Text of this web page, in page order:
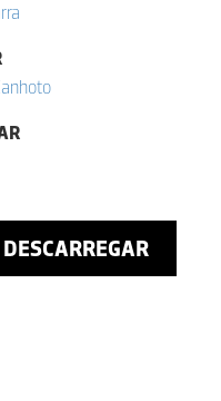
DESCARREGAR